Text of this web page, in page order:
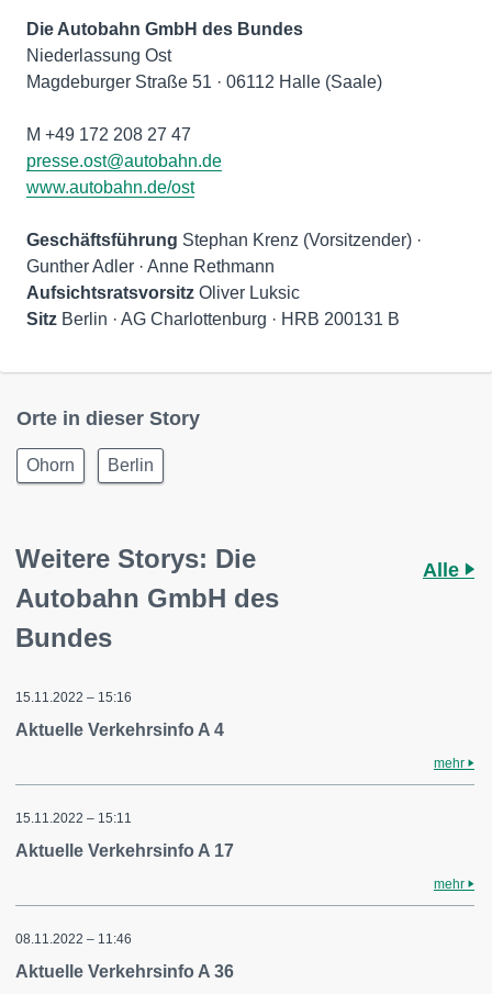
Die Autobahn GmbH des Bundes
Niederlassung Ost
Magdeburger Straße 51 · 06112 Halle (Saale)
presse.ost@autobahn.de
www.autobahn.de/ost
Geschäftsführung Stephan Krenz (Vorsitzender) ·
Aufsichtsratsvorsitz
Sitz Berlin · AG Charlottenburg · HRB 200131 B
Orte in dieser Story
Ohorn Berlin
Weitere Storys: Die
Autobahn GmbH des
Bundes
Alle
15.11.2022 – 15:16
Aktuelle Verkehrsinfo A 4
mehr
15.11.2022 – 15:11
Aktuelle Verkehrsinfo A 17
mehr
08.11.2022 – 11:46
Aktuelle Verkehrsinfo A 36